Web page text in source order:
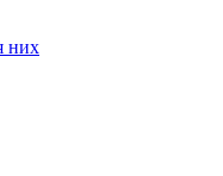
них